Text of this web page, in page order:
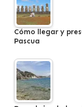
Cómo llegar y
Pascua